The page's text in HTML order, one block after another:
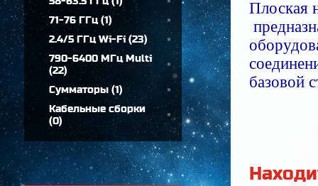
71-76 ГГц(1)
2.4/5 ГГц Wi-Fi (23)
790-6400 МГц Multi
(22)
Сумматоры(1)
Кабельные сборки
(0)
Плоская
базовой